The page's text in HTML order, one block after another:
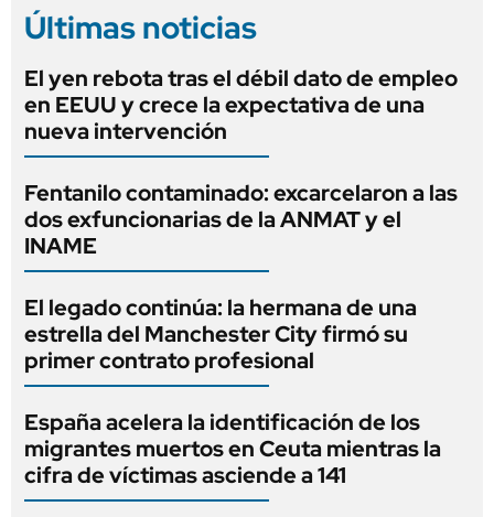
Últimas noticias
El yen rebota tras el débil dato de empleo
en EEUU y crece la expectativa de una
nueva intervención
Fentanilo contaminado: excarcelaron a las
dos exfuncionarias de la ANMAT y el
INAME
El legado continúa: la hermana de una
estrella del Manchester City firmó su
primer contrato profesional
España acelera la identificación de los
migrantes muertos en Ceuta mientras la
cifra de víctimas asciende a 141